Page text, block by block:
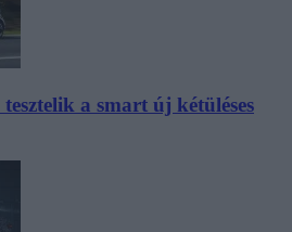
a smart új kétüléses